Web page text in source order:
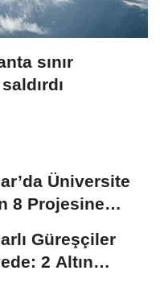
sınır
Üniversite
8 Projesine
Güreşçiler
2 Altın